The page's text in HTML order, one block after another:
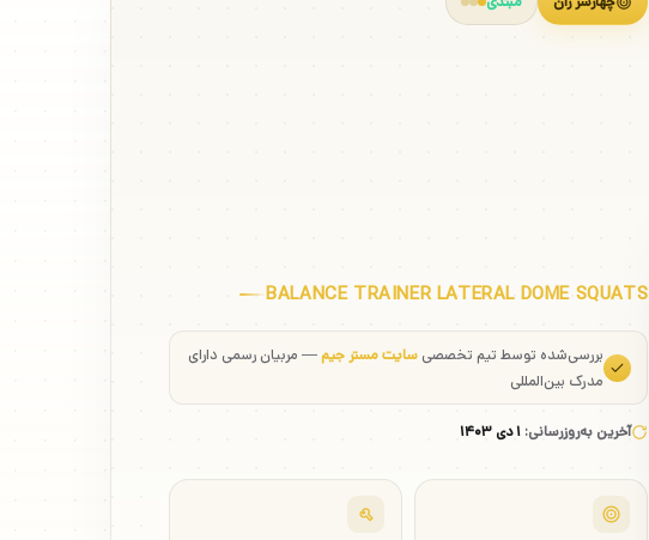
BALANCE TRAINER LATERAL DOME SQUATS
بررسی‌شده توسط تیم تخصصی سایت مستر جیم— مربیان رسمی دارای
مدرک بین‌المللی
آخرین به‌روزرسانی: ۱ دی ۱۴۰۳